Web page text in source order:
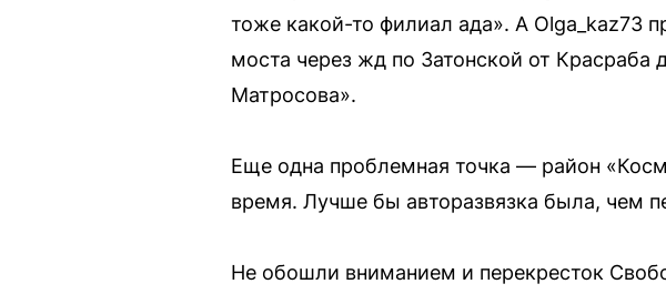
тоже какой-то филиал ада». А Olga_kaz73
моста через жд по Затонской от
Матросова».
Еще одна проблемная точка — район
время. Лучше бы авторазвязка была, чем
Не обошли вниманием и перекресток